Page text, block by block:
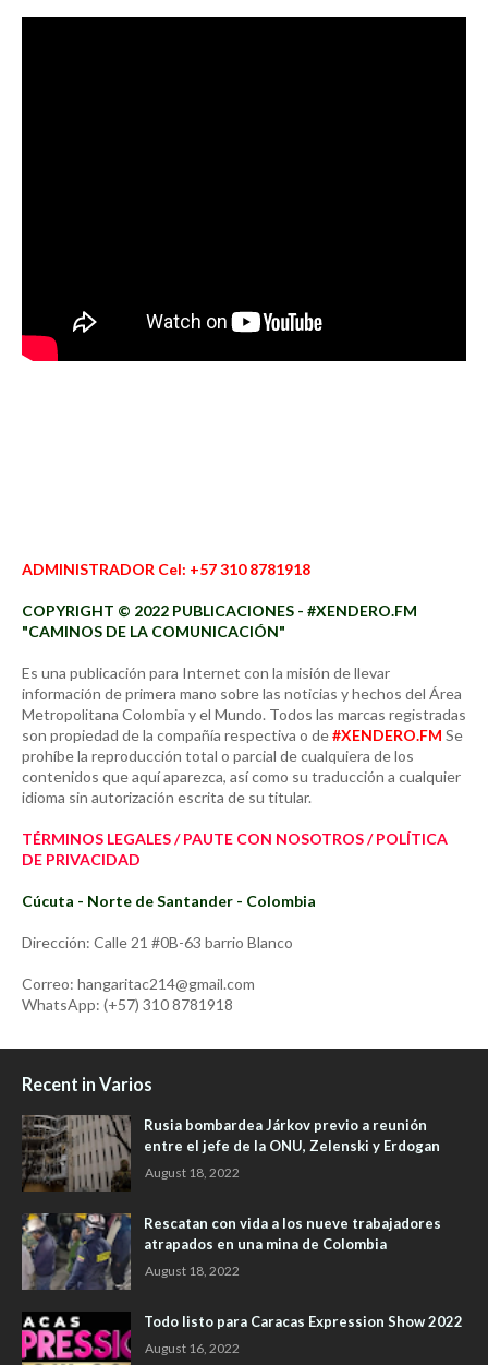
ADMINISTRADOR Cel: +57 310 8781918
COPYRIGHT © 2022 PUBLICACIONES - #XENDERO.FM
"CAMINOS DE LA COMUNICACIÓN"
Es una publicación para Internet con la misión de llevar
información de primera mano sobre las noticias y hechos del Área
Metropolitana Colombia y el Mundo. Todos las marcas registradas
son propiedad de la compañía respectiva o de#XENDERO.FM Se
prohíbe la reproducción total o parcial de cualquiera de los
contenidos que aquí aparezca, así como su traducción a cualquier
idioma sin autorización escrita de su titular.
TÉRMINOS LEGALES / PAUTE CON NOSOTROS / POLÍTICA
DE PRIVACIDAD
Cúcuta - Norte de Santander - Colombia
Dirección: Calle 21 #0B-63 barrio Blanco
Correo: hangaritac214@gmail.com
WhatsApp: (+57) 310 8781918
Recent in Varios
Rusia bombardea Járkov previo a reunión
entre el jefe de la ONU, Zelenski y Erdogan
August 18, 2022
Rescatan con vida a los nueve trabajadores
atrapados en una mina de Colombia
August 18, 2022
Todo listo para Caracas Expression Show 2022
August 16, 2022